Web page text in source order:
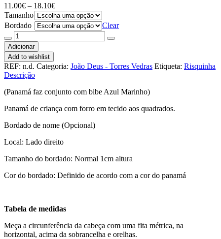
11.00€ – 18.10€Price
range:
11.00€
through
18.10€
Tamanho
Bordado
Clear
Quantidade
de
Panamá
Azul
Marinho
-
5
anos
Adicionar
Add to wishlist
REF: n.d. Categoria: João Deus - Torres Vedras Etiqueta: Risquinha
Descrição
(Panamá faz conjunto com bibe Azul Marinho)
Panamá de criança com forro em tecido aos quadrados.
Bordado de nome (Opcional)
Local: Lado direito
Tamanho do bordado: Normal 1cm altura
Cor do bordado: Definido de acordo com a cor do panamá
Tabela de medidas
Meça a circunferência da cabeça com uma fita métrica, na
horizontal, acima da sobrancelha e orelhas.